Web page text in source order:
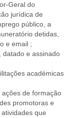
Geral do
jurídica de
público, a
detidas,
e email ;
datado e assinado
académicas
de formação
promotoras e
que